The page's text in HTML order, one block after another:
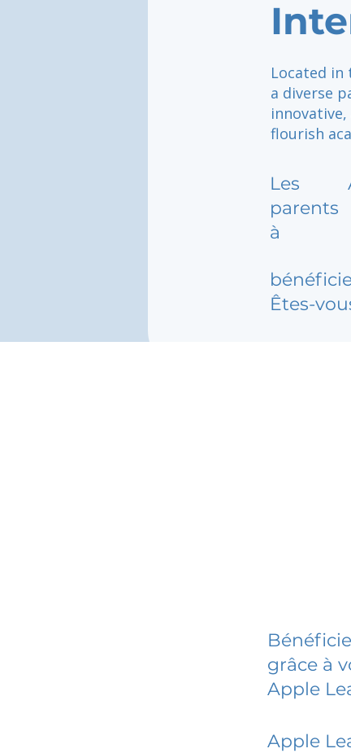
Located
a diverse
flourish
Les
parents
à
Êtes-
grâce à
Apple
Apple